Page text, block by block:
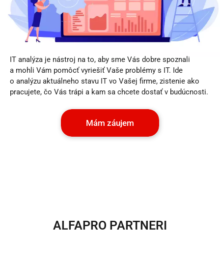
IT analýza je nástroj na to, aby sme Vás dobre spoznali
a mohli Vám pomôcť vyriešiť Vaše problémy s IT. Ide
o analýzu aktuálneho stavu IT vo Vašej firme, zistenie ako
pracujete, čo Vás trápi a kam sa chcete dostať v budúcnosti.
Mám záujem
ALFAPRO PARTNERI​